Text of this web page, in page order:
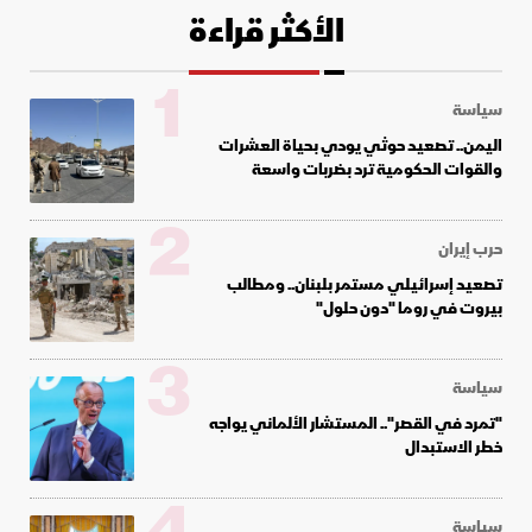
الأكثر قراءة
سياسة
اليمن.. تصعيد حوثي يودي بحياة العشرات
والقوات الحكومية ترد بضربات واسعة
1
حرب إيران
تصعيد إسرائيلي مستمر بلبنان.. ومطالب
بيروت في روما "دون حلول"
2
سياسة
"تمرد في القصر".. المستشار الألماني يواجه
خطر الاستبدال
3
سياسة